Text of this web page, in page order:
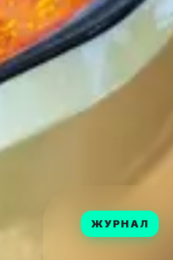
ЖУРНАЛ